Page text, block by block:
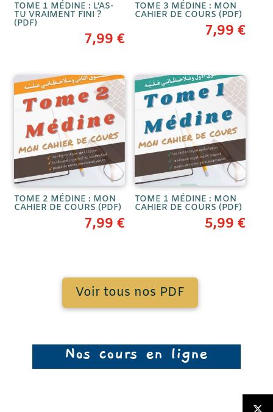
TOME 1 MÉDINE : L’AS-
TU VRAIMENT FINI ?
(PDF)
7,99€
TOME 3 MÉDINE : MON
CAHIER DE COURS (PDF)
7,99€
TOME 2 MÉDINE : MON
CAHIER DE COURS (PDF)
7,99€
TOME 1 MÉDINE : MON
CAHIER DE COURS (PDF)
5,99€
Voir tous nos PDF
Nos cours en ligne